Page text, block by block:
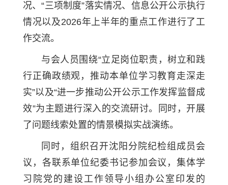
况、“三项制度”落实情况、信息公开公示执行
情况以及2026年上半年的重点工作进行了工
作交流。
与会人员围绕“立足岗位职责，树立和践
行正确政绩观，推动本单位学习教育走深走
实”以及“进一步推动公开公示工作发挥监督成
效”为主题进行深入的交流研讨。同时，开展
了问题线索处置的情景模拟实战演练。
同时，组织召开沈阳分院纪检组成员会
议，各联系单位纪委书记参加会议，集体学
习院党的建设工作领导小组办公室印发的